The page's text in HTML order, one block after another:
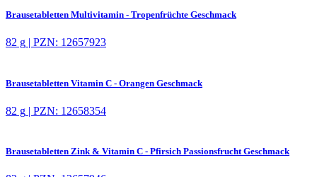
Brausetabletten Multivitamin - Tropenfrüchte Geschmack
82 g | PZN: 12657923
Brausetabletten Vitamin C - Orangen Geschmack
82 g | PZN: 12658354
Brausetabletten Zink & Vitamin C - Pfirsich Passionsfrucht Geschmack